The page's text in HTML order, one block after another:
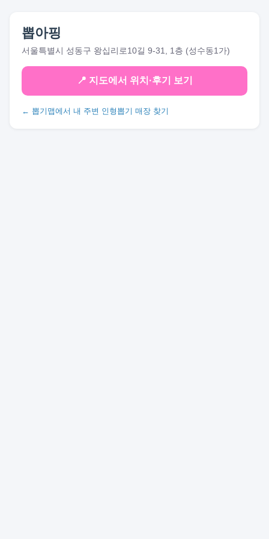
뽑아핑
서울특별시 성동구 왕십리로10길 9-31, 1층 (성수동1가)
📍 지도에서 위치·후기 보기
← 뽑기맵에서 내 주변 인형뽑기 매장 찾기